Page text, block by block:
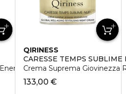
QIRINESS
CARESSE TEMPS SUBLIME
Crema Suprema Giovinezza
133,00 €